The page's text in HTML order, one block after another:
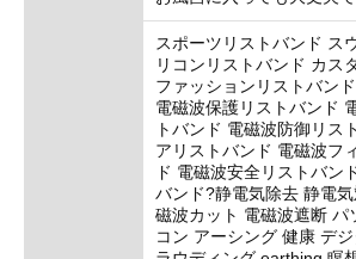
スポーツリストバンド ス
リコンリストバンド カス
ファッションリストバン
電磁波保護リストバンド
トバンド 電磁波防御リス
アリストバンド 電磁波フ
ド 電磁波安全リストバン
バンド?静電気除去 静電
磁波カット 電磁波遮断 パ
コン アーシング 健康 デ